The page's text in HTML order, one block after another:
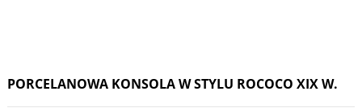
PORCELANOWA KONSOLA W STYLU ROCOCO XIX W.